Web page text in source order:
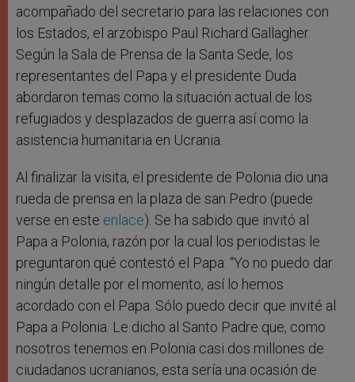
acompañado del secretario para las relaciones con
los Estados, el arzobispo Paul Richard Gallagher.
Según la Sala de Prensa de la Santa Sede, los
representantes del Papa y el presidente Duda
abordaron temas como la situación actual de los
refugiados y desplazados de guerra así como la
asistencia humanitaria en Ucrania.
Al finalizar la visita, el presidente de Polonia dio una
rueda de prensa en la plaza de san Pedro (puede
verse en este enlace). Se ha sabido que invitó al
Papa a Polonia, razón por la cual los periodistas le
preguntaron qué contestó el Papa: “Yo no puedo dar
ningún detalle por el momento, así lo hemos
acordado con el Papa. Sólo puedo decir que invité al
Papa a Polonia. Le dicho al Santo Padre que, como
nosotros tenemos en Polonia casi dos millones de
ciudadanos ucranianos, esta sería una ocasión de